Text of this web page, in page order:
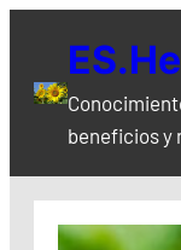
contenido
beneficios y